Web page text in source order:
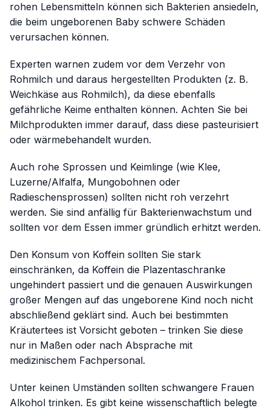
rohen Lebensmitteln können sich Bakterien ansiedeln,
die beim ungeborenen Baby schwere Schäden
verursachen können.
Experten warnen zudem vor dem Verzehr von
Rohmilch und daraus hergestellten Produkten (z. B.
Weichkäse aus Rohmilch), da diese ebenfalls
gefährliche Keime enthalten können. Achten Sie bei
Milchprodukten immer darauf, dass diese pasteurisiert
oder wärmebehandelt wurden.
Auch rohe Sprossen und Keimlinge (wie Klee,
Luzerne/Alfalfa, Mungobohnen oder
Radieschensprossen) sollten nicht roh verzehrt
werden. Sie sind anfällig für Bakterienwachstum und
sollten vor dem Essen immer gründlich erhitzt werden.
Den Konsum von Koffein sollten Sie stark
einschränken, da Koffein die Plazentaschranke
ungehindert passiert und die genauen Auswirkungen
großer Mengen auf das ungeborene Kind noch nicht
abschließend geklärt sind. Auch bei bestimmten
Kräutertees ist Vorsicht geboten – trinken Sie diese
nur in Maßen oder nach Absprache mit
medizinischem Fachpersonal.
Unter keinen Umständen sollten schwangere Frauen
Alkohol trinken. Es gibt keine wissenschaftlich belegte